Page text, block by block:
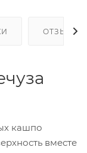
ОТЗЫВЫ
кашпо
вместе